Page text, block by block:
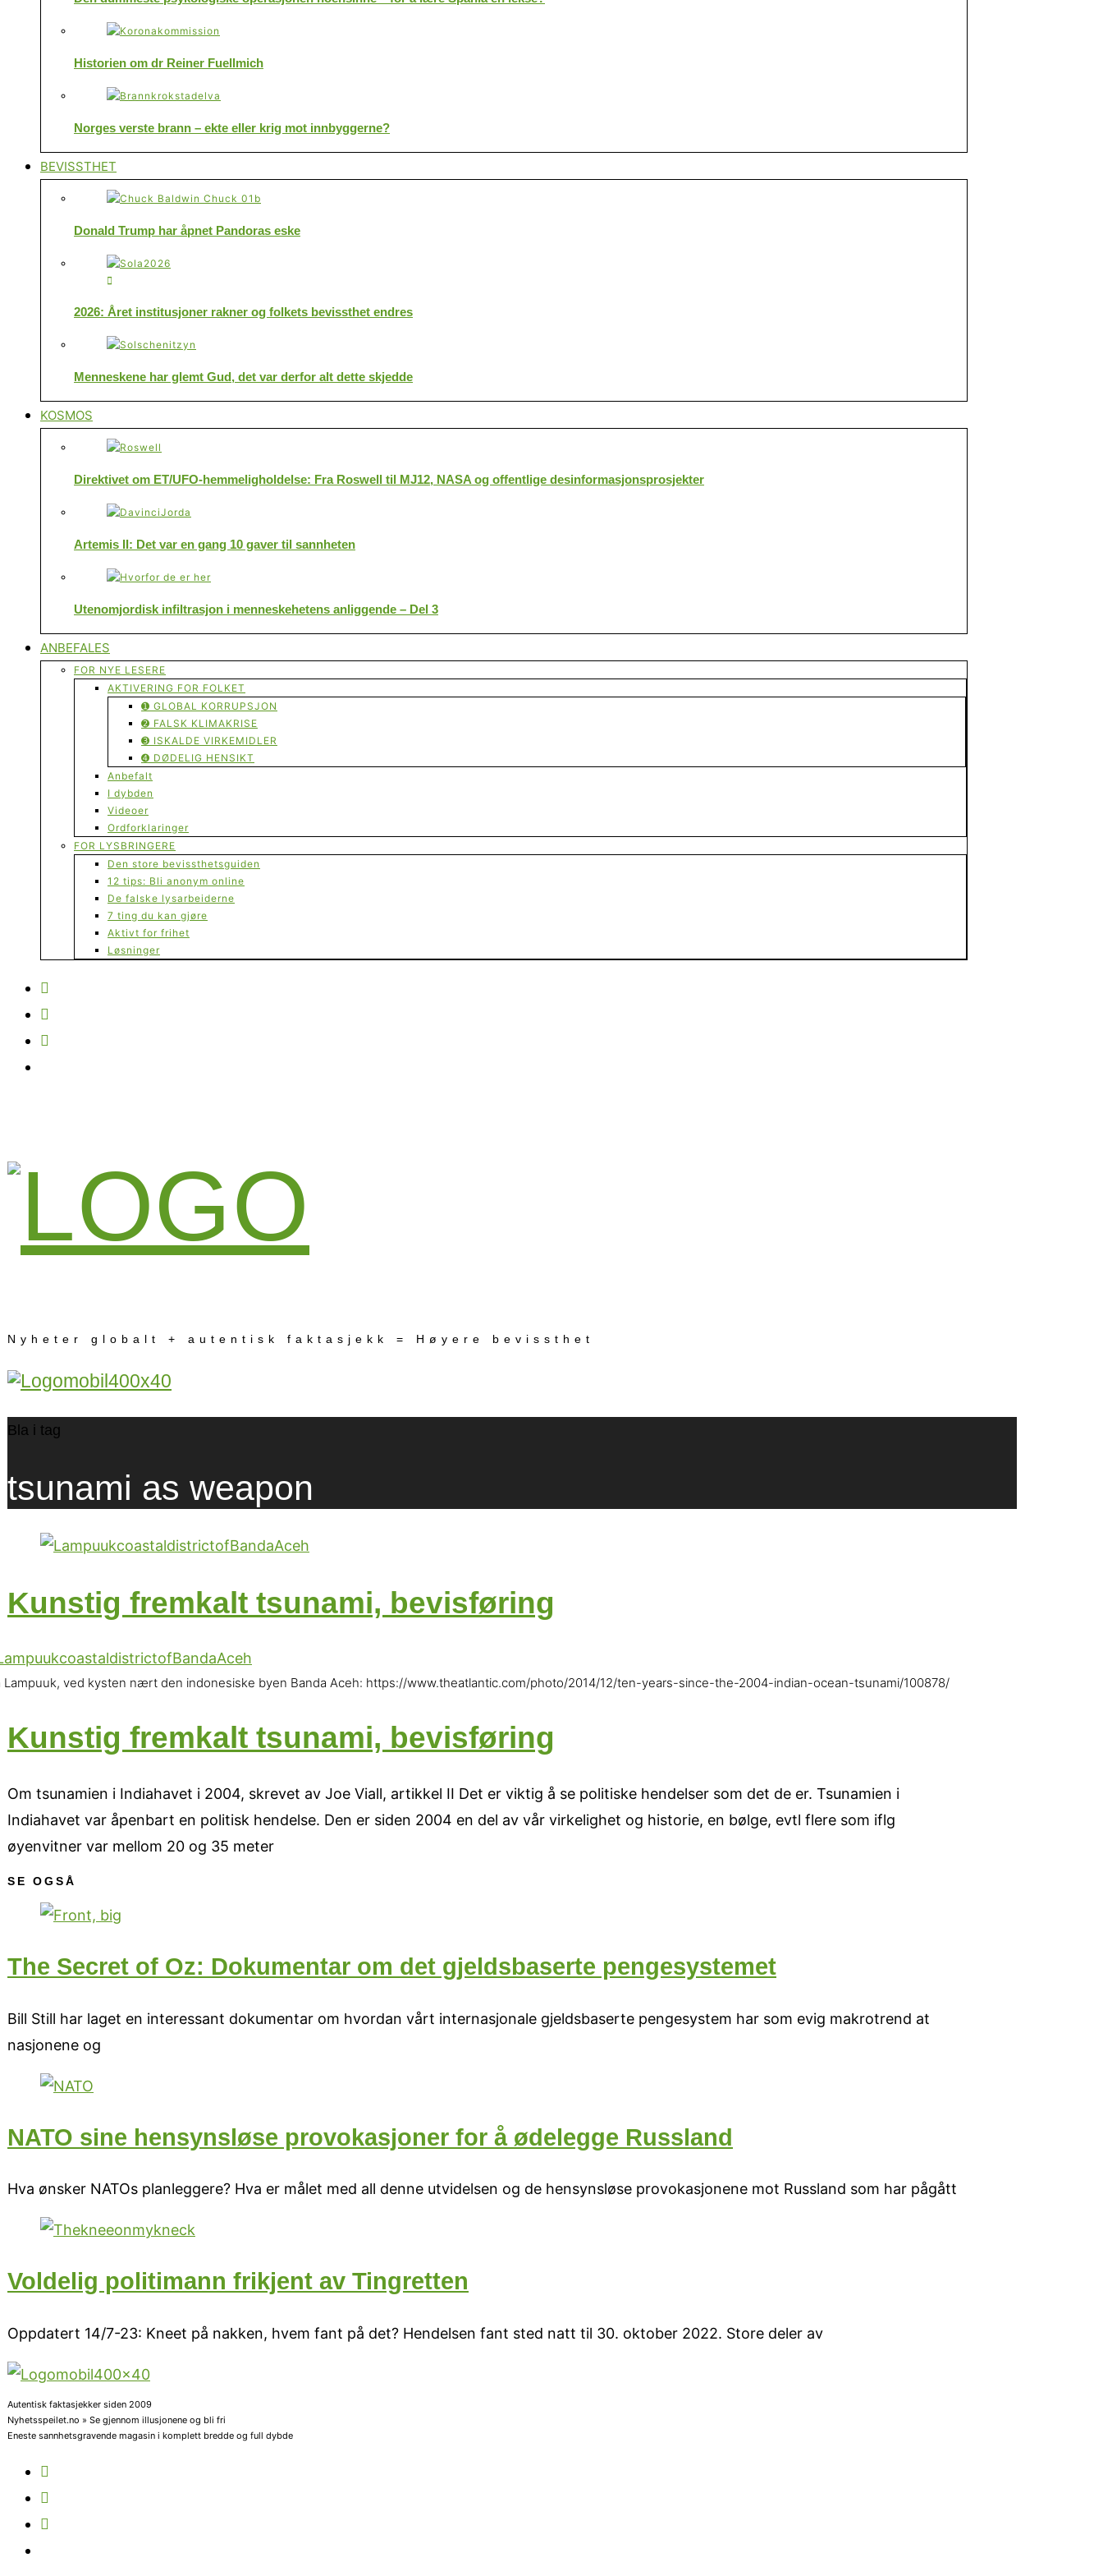
Historien om dr Reiner Fuellmich
Norges verste brann – ekte eller krig mot innbyggerne?
BEVISSTHET
Donald Trump har åpnet Pandoras eske
2026: Året institusjoner rakner og folkets bevissthet endres
Menneskene har glemt Gud, det var derfor alt dette skjedde
KOSMOS
Direktivet om ET/UFO-hemmeligholdelse: Fra Roswell til MJ12, NASA og offentlige desinformasjonsprosjekter
Artemis II: Det var en gang 10 gaver til sannheten
Utenomjordisk infiltrasjon i menneskehetens anliggende – Del 3
ANBEFALES
FOR NYE LESERE
AKTIVERING FOR FOLKET
➊ GLOBAL KORRUPSJON
➋ FALSK KLIMAKRISE
➌ ISKALDE VIRKEMIDLER
➍ DØDELIG HENSIKT
Anbefalt
I dybden
Videoer
Ordforklaringer
FOR LYSBRINGERE
Den store bevissthetsguiden
12 tips: Bli anonym online
De falske lysarbeiderne
7 ting du kan gjøre
Aktivt for frihet
Løsninger
Nyheter globalt + autentisk faktasjekk = Høyere bevissthet
Bla i tag
tsunami as weapon
Kunstig fremkalt tsunami, bevisføring
Lampuuk, ved kysten nært den indonesiske byen Banda Aceh: https://www.theatlantic.com/photo/2014/12/ten-years-since-the-2004-indian-ocean-tsunami/100878/
Kunstig fremkalt tsunami, bevisføring
Om tsunamien i Indiahavet i 2004, skrevet av Joe Viall, artikkel II Det er viktig å se politiske hendelser som det de er. Tsunamien i
Indiahavet var åpenbart en politisk hendelse. Den er siden 2004 en del av vår virkelighet og historie, en bølge, evtl flere som iflg
øyenvitner var mellom 20 og 35 meter
SE OGSÅ
The Secret of Oz: Dokumentar om det gjeldsbaserte pengesystemet
Bill Still har laget en interessant dokumentar om hvordan vårt internasjonale gjeldsbaserte pengesystem har som evig makrotrend at
nasjonene og
NATO sine hensynsløse provokasjoner for å ødelegge Russland
Hva ønsker NATOs planleggere? Hva er målet med all denne utvidelsen og de hensynsløse provokasjonene mot Russland som har pågått
Voldelig politimann frikjent av Tingretten
Oppdatert 14/7-23: Kneet på nakken, hvem fant på det? Hendelsen fant sted natt til 30. oktober 2022. Store deler av
Autentisk faktasjekker siden 2009
Nyhetsspeilet.no » Se gjennom illusjonene og bli fri
Eneste sannhetsgravende magasin i komplett bredde og full dybde